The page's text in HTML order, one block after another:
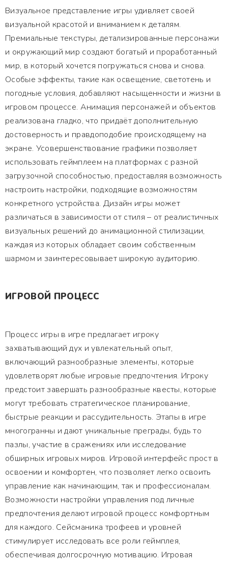
Визуальное представление игры удивляет своей
визуальной красотой и вниманием к деталям.
Премиальные текстуры, детализированные персонажи
и окружающий мир создают богатый и проработанный
мир, в который хочется погружаться снова и снова.
Особые эффекты, такие как освещение, светотень и
погодные условия, добавляют насыщенности и жизни в
игровом процессе. Анимация персонажей и объектов
реализована гладко, что придаёт дополнительную
достоверность и правдоподобие происходящему на
экране. Усовершенствование графики позволяет
использовать геймплеем на платформах с разной
загрузочной способностью, предоставляя возможность
настроить настройки, подходящие возможностям
конкретного устройства. Дизайн игры может
различаться в зависимости от стиля – от реалистичных
визуальных решений до анимационной стилизации,
каждая из которых обладает своим собственным
шармом и заинтересовывает широкую аудиторию.
ИГРОВОЙ ПРОЦЕСС
Процесс игры в игре предлагает игроку
захватывающий дух и увлекательный опыт,
включающий разнообразные элементы, которые
удовлетворят любые игровые предпочтения. Игроку
предстоит завершать разнообразные квесты, которые
могут требовать стратегическое планирование,
быстрые реакции и рассудительность. Этапы в игре
многогранны и дают уникальные преграды, будь то
пазлы, участие в сражениях или исследование
обширных игровых миров. Игровой интерфейс прост в
освоении и комфортен, что позволяет легко освоить
управление как начинающим, так и профессионалам.
Возможности настройки управления под личные
предпочтения делают игровой процесс комфортным
для каждого. Сейсманика трофеев и уровней
стимулирует исследовать все роли геймплея,
обеспечивая долгосрочную мотивацию. Игровая